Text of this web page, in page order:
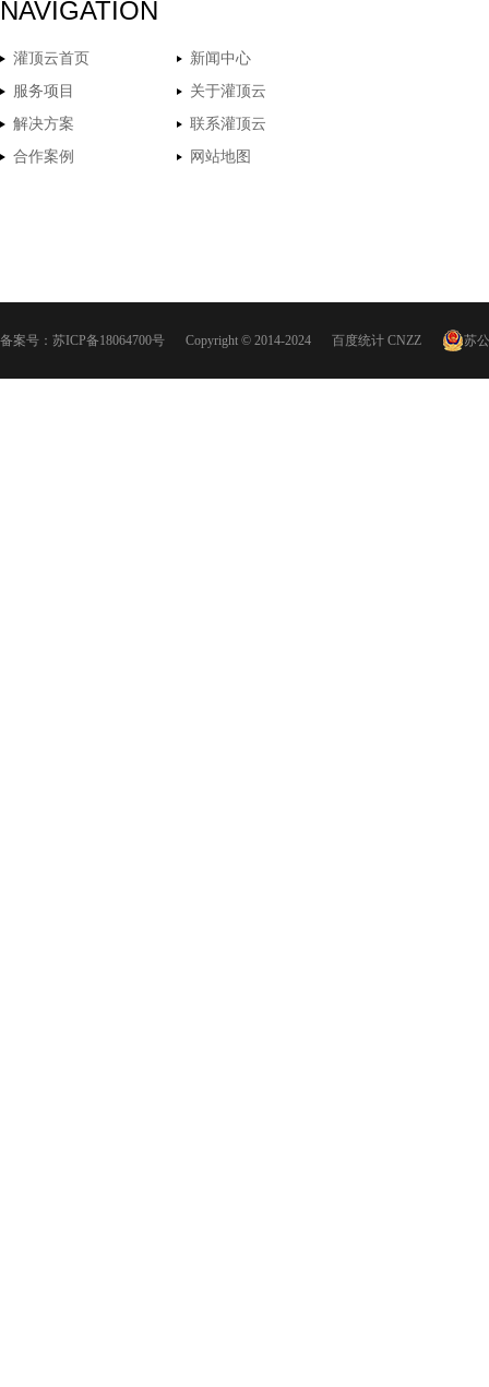
NAVIGATION
灌顶云首页
新闻中心
服务项目
关于灌顶云
解决方案
联系灌顶云
合作案例
网站地图
备案号： 苏ICP备18064700号 Copyright © 2014-2024 百度统计 CNZZ 苏